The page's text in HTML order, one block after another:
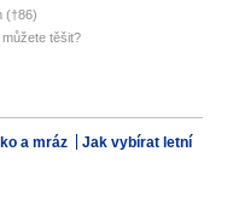
(†86)
těšit?
a mráz
Jak vybírat letní